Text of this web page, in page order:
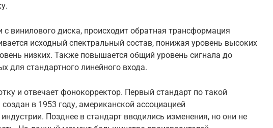
с винилового диска, происходит обратная трансформация
исходный спектральный состав, понижая уровень высоких
низких. Также повышается общий уровень сигнала до
для стандартного линейного входа.
и отвечает фонокорректор. Первый стандарт по такой
в 1953 году, американской ассоциацией
Позднее в стандарт вводились изменения, но они не